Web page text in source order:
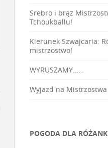
Srebro i brąz
Tchoukballu!
Kierunek Szwajcaria:
mistrzostwo!
WYRUSZAMY……
Wyjazd na
POGODA DLA